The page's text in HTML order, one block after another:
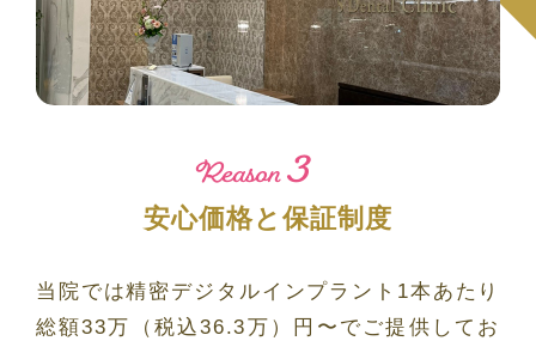
Reason3
安心価格と保証制度
当院では精密デジタルインプラント1本あたり
総額33万（税込36.3万）円〜でご提供してお